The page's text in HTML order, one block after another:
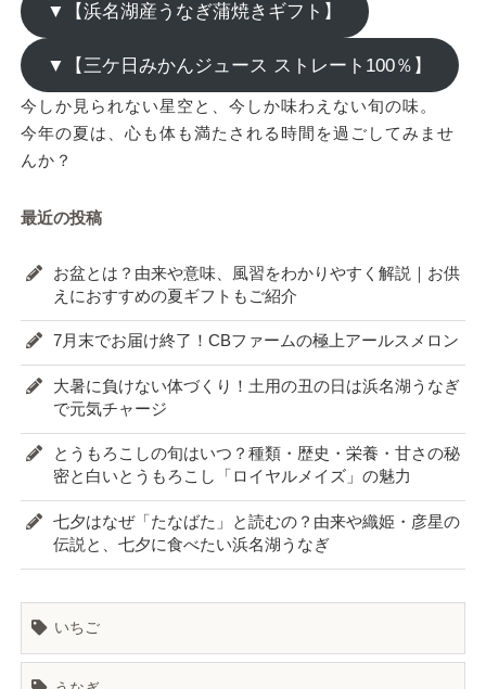
▼【浜名湖産うなぎ蒲焼きギフト】
▼【三ケ日みかんジュース ストレート100％】
今しか見られない星空と、今しか味わえない旬の味。
今年の夏は、心も体も満たされる時間を過ごしてみませ
んか？
最近の投稿
お盆とは？由来や意味、風習をわかりやすく解説｜お供
えにおすすめの夏ギフトもご紹介
7月末でお届け終了！CBファームの極上アールスメロン
大暑に負けない体づくり！土用の丑の日は浜名湖うなぎ
で元気チャージ
とうもろこしの旬はいつ？種類・歴史・栄養・甘さの秘
密と白いとうもろこし「ロイヤルメイズ」の魅力
七夕はなぜ「たなばた」と読むの？由来や織姫・彦星の
伝説と、七夕に食べたい浜名湖うなぎ
いちご